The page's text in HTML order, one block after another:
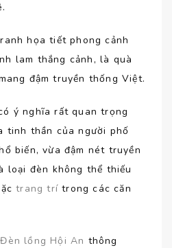
họa tiết phong cảnh
lam thắng cảnh, là quà
đậm truyền thống Việt.
ý nghĩa rất quan trọng
tinh thần của người phố
biến, vừa đậm nét truyền
loại đèn không thể thiếu
trang trí trong các căn
Đèn lồng Hội An thông